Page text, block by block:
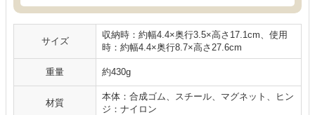
サイズ
収納時：約幅4.4×奥行3.5×高さ17.1cm、使用
時：約幅4.4×奥行8.7×高さ27.6cm
重量 約430g
材質
本体：合成ゴム、スチール、マグネット、ヒン
ジ：ナイロン